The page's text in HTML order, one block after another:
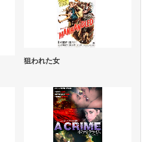
狙われた女